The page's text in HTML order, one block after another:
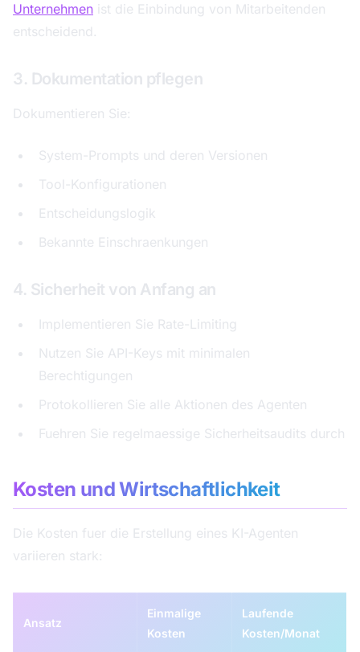
Unternehmen ist die Einbindung von Mitarbeitenden
entscheidend.
3. Dokumentation pflegen
Dokumentieren Sie:
System-Prompts und deren Versionen
Tool-Konfigurationen
Entscheidungslogik
Bekannte Einschraenkungen
4. Sicherheit von Anfang an
Implementieren Sie Rate-Limiting
Nutzen Sie API-Keys mit minimalen
Berechtigungen
Protokollieren Sie alle Aktionen des Agenten
Fuehren Sie regelmaessige Sicherheitsaudits durch
Kosten und Wirtschaftlichkeit
Die Kosten fuer die Erstellung eines KI-Agenten
variieren stark:
Ansatz
Einmalige
Kosten
Laufende
Kosten/Monat